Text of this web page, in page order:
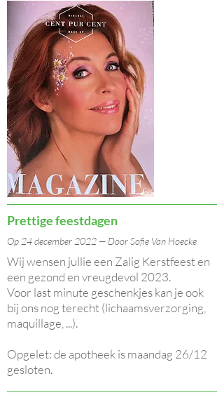
Prettige feestdagen
Op 24 december 2022 — Door Sofie Van Hoecke
Wij wensen jullie een Zalig Kerstfeest en
een gezond en vreugdevol 2023.
Voor last minute geschenkjes kan je ook
bij ons nog terecht (lichaamsverzorging,
maquillage, ...).
Opgelet: de apotheek is maandag 26/12
gesloten.